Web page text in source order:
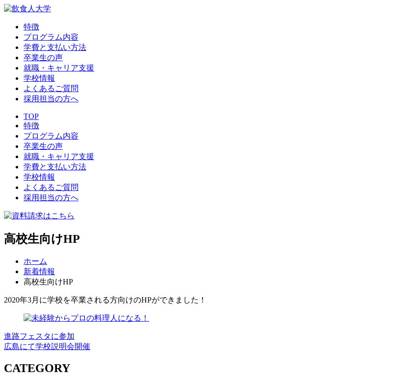
特徴
プログラム内容
学費と支払い方法
卒業生の声
就職・キャリア支援
学校情報
よくあるご質問
採用担当の方へ
TOP
特徴
プログラム内容
卒業生の声
就職・キャリア支援
学費と支払い方法
学校情報
よくあるご質問
採用担当の方へ
高校生向けHP
ホーム
新着情報
高校生向けHP
2020年3月に学校を卒業される方向けのHPができました！
進路フェスタに参加
広島にて学校説明会開催
CATEGORY